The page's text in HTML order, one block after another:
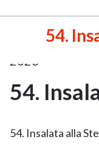
54.
29
NOV.
2023
2023
54.
54. Insalata alla